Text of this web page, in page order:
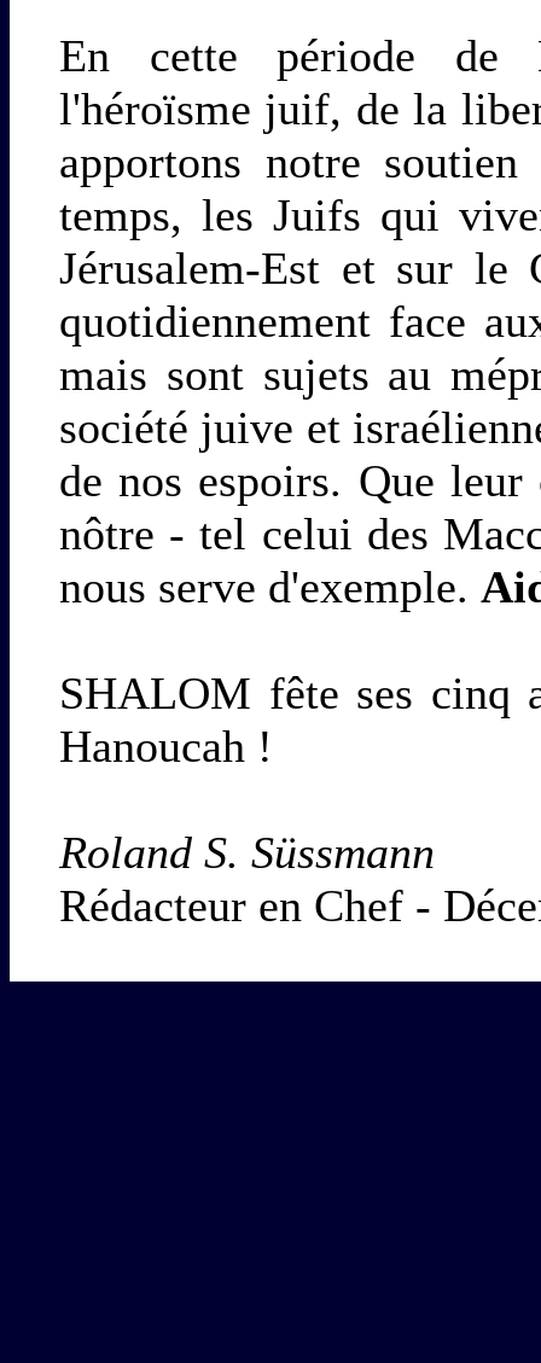
En cette période de
l'héroïsme juif, de la
apportons notre
temps, les Juifs qui
Jérusalem-Est et sur le
quotidiennement face
mais sont sujets au
société juive et
de nos espoirs. Que
nôtre - tel celui des
nous serve d'exemple.
SHALOM fête ses cinq
Hanoucah !
Roland S. Süssmann
Rédacteur en Chef -